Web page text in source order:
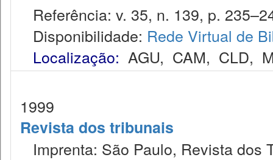
Referência: v. 35, n. 139, p.
Disponibilidade: Rede Virtual de
Localização: AGU, CAM, CLD,
1999
Revista dos tribunais
Imprenta: São Paulo, Revista dos